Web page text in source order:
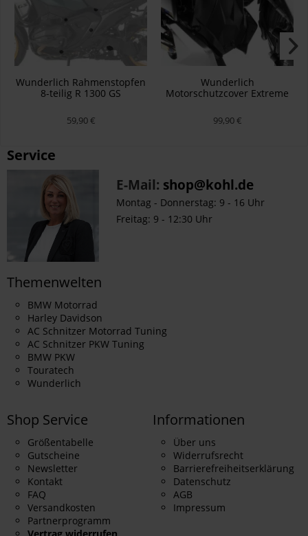
Wunderlich Rahmenstopfen
8-teilig R 1300 GS
59,90 €
Wunderlich
Motorschutzcover Extreme
99,90 €
Service
E-Mail: shop@kohl.de
Montag - Donnerstag: 9 - 16 Uhr
Freitag: 9 - 12:30 Uhr
Themenwelten
BMW Motorrad
Harley Davidson
AC Schnitzer Motorrad Tuning
AC Schnitzer PKW Tuning
BMW PKW
Touratech
Wunderlich
Shop Service
Größentabelle
Gutscheine
Newsletter
Kontakt
FAQ
Versandkosten
Partnerprogramm
Informationen
Über uns
Widerrufsrecht
Barrierefreiheitserklärung
Datenschutz
AGB
Impressum